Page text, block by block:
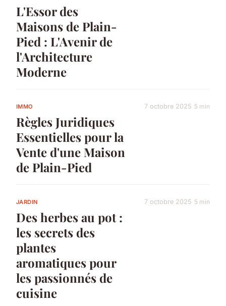
L'Essor des
Maisons de Plain-
Pied : L'Avenir de
l'Architecture
Moderne
IMMO
Règles Juridiques
Essentielles pour la
Vente d'une Maison
de Plain-Pied
7 octobre 2025 5 min
JARDIN
Des herbes au pot :
les secrets des
plantes
aromatiques pour
les passionnés de
cuisine
7 octobre 2025 5 min